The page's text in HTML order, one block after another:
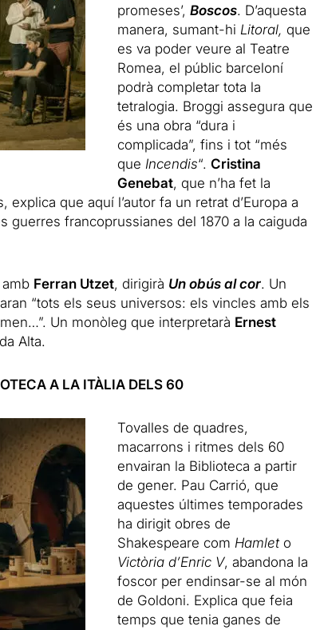
promeses’, Boscos. D’aquesta
manera, sumant-hi Litoral, que
es va poder veure al Teatre
Romea, el públic barceloní
podrà completar tota la
tetralogia. Broggi assegura que
és una obra “dura i
complicada”, fins i tot “més
que Incendis“. Cristina
Genebat, que n’ha fet la
que aquí l’autor fa un retrat d’Europa a
guerres francoprussianes del 1870 a la caiguda
Ferran Utzet, dirigirà Un obús al cor. Un
“tots els seus universos: els vincles amb els
Un monòleg que interpretarà Ernest
Alta.
A LA ITÀLIA DELS 60
Tovalles de quadres,
macarrons i ritmes dels 60
envairan la Biblioteca a partir
de gener. Pau Carrió, que
aquestes últimes temporades
ha dirigit obres de
Shakespeare com Hamleto
Victòria d’Enric V, abandona la
foscor per endinsar-se al món
de Goldoni. Explica que feia
temps que tenia ganes de